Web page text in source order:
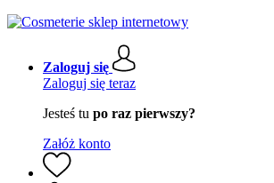
Zaloguj się
Zaloguj się teraz
Jesteś tu po raz pierwszy?
Załóż konto